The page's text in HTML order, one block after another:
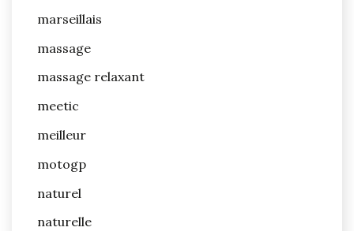
marseillais
massage
massage relaxant
meetic
meilleur
motogp
naturel
naturelle